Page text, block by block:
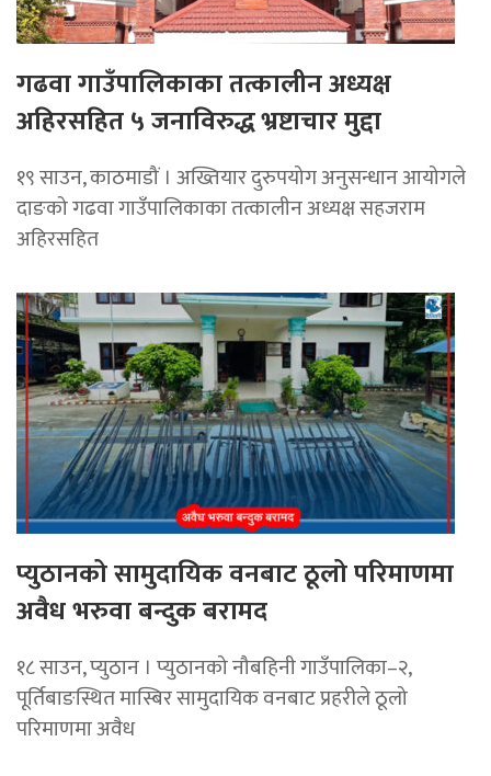
गढवा गाउँपालिकाका तत्कालीन अध्यक्ष
अहिरसहित ५ जनाविरुद्ध भ्रष्टाचार मुद्दा
१९ साउन, काठमाडौं । अख्तियार दुरुपयोग अनुसन्धान आयोगले
दाङको गढवा गाउँपालिकाका तत्कालीन अध्यक्ष सहजराम
अहिरसहित
प्युठानको सामुदायिक वनबाट ठूलो परिमाणमा
अवैध भरुवा बन्दुक बरामद
१८ साउन, प्युठान । प्युठानको नौबहिनी गाउँपालिका–२,
पूर्तिबाङस्थित मास्बिर सामुदायिक वनबाट प्रहरीले ठूलो
परिमाणमा अवैध